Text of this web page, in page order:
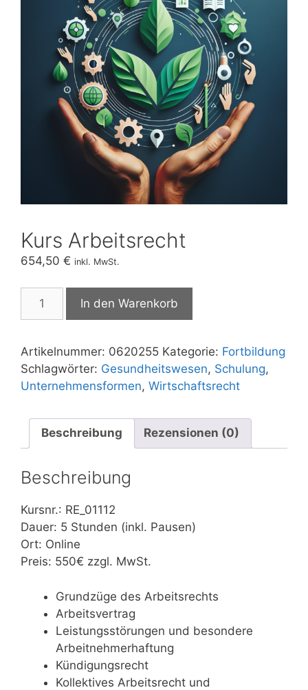
Kurs Arbeitsrecht
654,50 € inkl. MwSt.
Arbeitsrecht
In den Warenkorb
Artikelnummer: 0620255 Kategorie: Fortbildung
Schlagwörter: Gesundheitswesen, Schulung,
Unternehmensformen, Wirtschaftsrecht
Beschreibung Rezensionen (0)
Beschreibung
Kursnr.: RE_01112
Dauer: 5 Stunden (inkl. Pausen)
Ort: Online
Preis: 550€ zzgl. MwSt.
Grundzüge des Arbeitsrechts
Arbeitsvertrag
Leistungsstörungen und besondere
Arbeitnehmerhaftung
Kündigungsrecht
Kollektives Arbeitsrecht und